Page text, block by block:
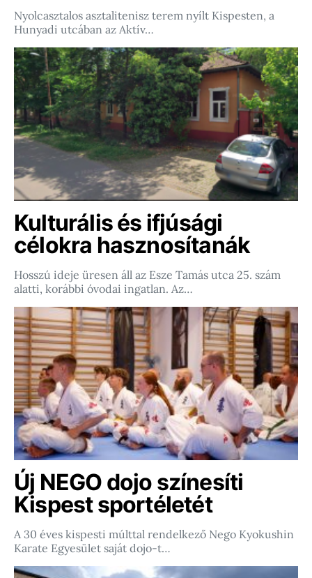
Nyolcasztalos asztalitenisz terem nyílt Kispesten, a
Hunyadi utcában az Aktív…
Kulturális és ifjúsági
célokra hasznosítanák
Hosszú ideje üresen áll az Esze Tamás utca 25. szám
alatti, korábbi óvodai ingatlan. Az…
Új NEGO dojo színesíti
Kispest sportéletét
A 30 éves kispesti múlttal rendelkező Nego Kyokushin
Karate Egyesület saját dojo-t…